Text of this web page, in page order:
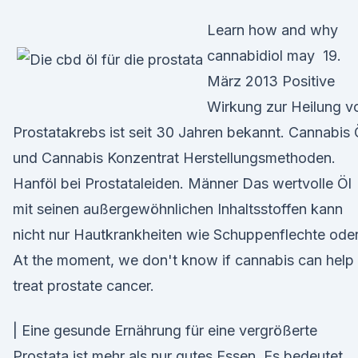
Learn how and why
cannabidiol may 19.
März 2013 Positive
Wirkung zur Heilung
Prostatakrebs ist seit 30 Jahren bekannt. Cannabis
und Cannabis Konzentrat Herstellungsmethoden.
Hanföl bei Prostataleiden. Männer Das wertvolle Öl
mit seinen außergewöhnlichen Inhaltsstoffen kann
nicht nur Hautkrankheiten wie Schuppenflechte
At the moment, we don't know if cannabis can help
treat prostate cancer.
| Eine gesunde Ernährung für eine vergrößerte